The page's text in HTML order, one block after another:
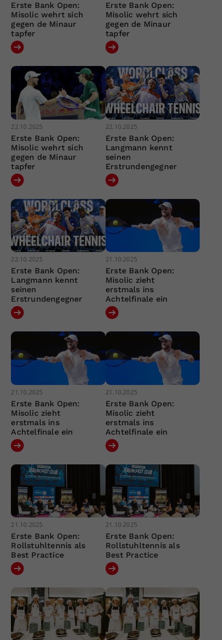
Erste Bank Open:
Misolic wehrt sich
gegen de Minaur
tapfer
Erste Bank Open:
Misolic wehrt sich
gegen de Minaur
tapfer
22.10.2025
Erste Bank Open:
Misolic wehrt sich
gegen de Minaur
tapfer
22.10.2025
Erste Bank Open:
Langmann kennt
seinen
Erstrundengegner
22.10.2025
Erste Bank Open:
Langmann kennt
seinen
Erstrundengegner
21.10.2025
Erste Bank Open:
Misolic zieht
erstmals ins
Achtelfinale ein
21.10.2025
Erste Bank Open:
Misolic zieht
erstmals ins
Achtelfinale ein
21.10.2025
Erste Bank Open:
Misolic zieht
erstmals ins
Achtelfinale ein
21.10.2025
Erste Bank Open:
Rollstuhltennis als
Best Practice
21.10.2025
Erste Bank Open:
Rollstuhltennis als
Best Practice